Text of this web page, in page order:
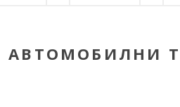
АВТОМОБИЛНИ